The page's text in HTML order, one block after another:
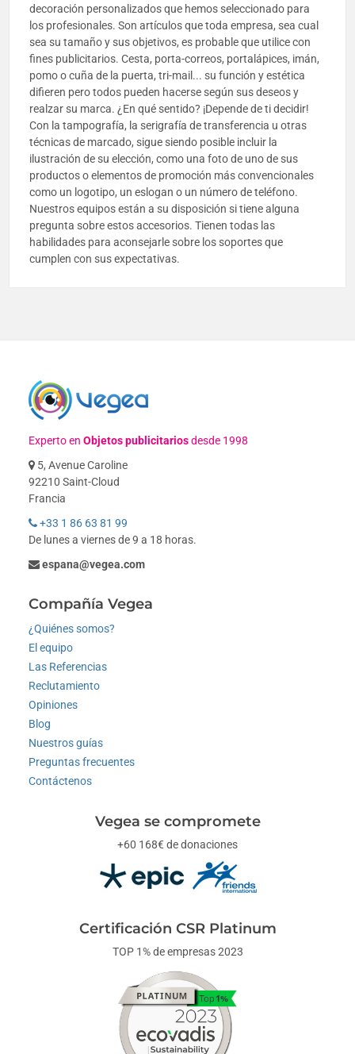
decoración personalizados que hemos seleccionado para
los profesionales. Son artículos que toda empresa, sea cual
sea su tamaño y sus objetivos, es probable que utilice con
fines publicitarios. Cesta, porta-correos, portalápices, imán,
pomo o cuña de la puerta, tri-mail... su función y estética
difieren pero todos pueden hacerse según sus deseos y
realzar su marca. ¿En qué sentido? ¡Depende de ti decidir!
Con la tampografía, la serigrafía de transferencia u otras
técnicas de marcado, sigue siendo posible incluir la
ilustración de su elección, como una foto de uno de sus
productos o elementos de promoción más convencionales
como un logotipo, un eslogan o un número de teléfono.
Nuestros equipos están a su disposición si tiene alguna
pregunta sobre estos accesorios. Tienen todas las
habilidades para aconsejarle sobre los soportes que
cumplen con sus expectativas.
Experto enObjetos publicitariosdesde 1998
5, Avenue Caroline
92210 Saint-Cloud
Francia
+33 1 86 63 81 99
De lunes a viernes de 9 a 18 horas.
espana@vegea.com
Compañía Vegea
¿Quiénes somos?
El equipo
Las Referencias
Reclutamiento
Opiniones
Blog
Nuestros guías
Preguntas frecuentes
Contáctenos
Vegea se compromete
+60 168€ de donaciones
Certificación CSR Platinum
TOP 1% de empresas 2023